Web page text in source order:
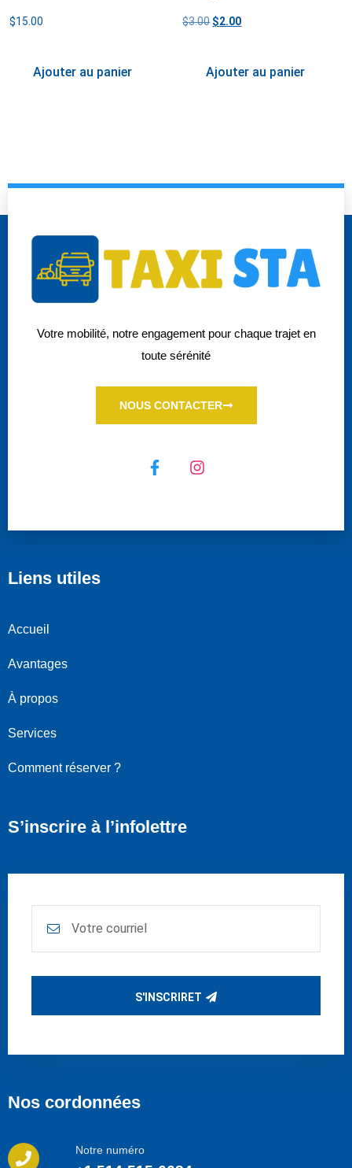
$15.00
Ajouter au panier
$3.00 $2.00
Ajouter au panier
Votre mobilité, notre engagement pour chaque trajet en
toute sérénité
NOUS CONTACTER
Liens utiles
Accueil
Avantages
À propos
Services
Comment réserver ?
S’inscrire à l’infolettre
S'INSCRIRET
Nos cordonnées
Notre numéro